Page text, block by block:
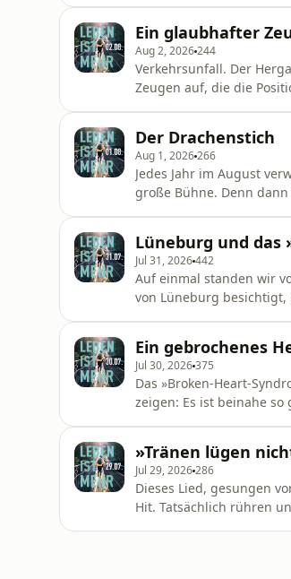
Jahren gab es zu di
Ein glaubhafter
Aug 2, 2026244
Verkehrsunfall. Der
Zeugen auf, die die
haben kein
Der Drachenstich
Aug 1, 2026266
Jedes Jahr im August
große Bühne. Denn
bestimmt ist, steigt zu al
Lüneburg und das
Jul 31, 2026442
Auf einmal standen wir
von Lüneburg
bis heute Salz und Gips.
Ein gebrochenes
Jul 30, 2026375
Das »Broken-Heart-
zeigen: Es ist beinahe
Entdecker (einem japa
»Tränen lügen
Jul 29, 2026286
Dieses Lied, gesungen
Hit. Tatsächlich rühren